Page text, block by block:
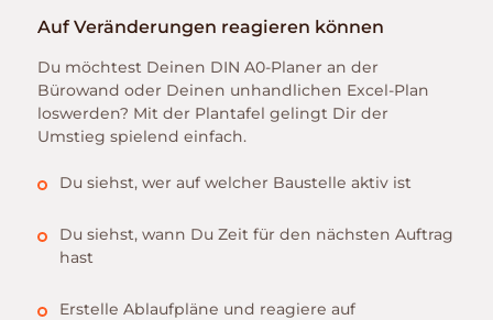
Auf Veränderungen reagieren können
Du möchtest Deinen DIN A0-Planer an der
Bürowand oder Deinen unhandlichen Excel-Plan
loswerden? Mit der Plantafel gelingt Dir der
Umstieg spielend einfach.
Du siehst, wer auf welcher Baustelle aktiv ist
Du siehst, wann Du Zeit für den nächsten Auftrag
hast
Erstelle Ablaufpläne und reagiere auf